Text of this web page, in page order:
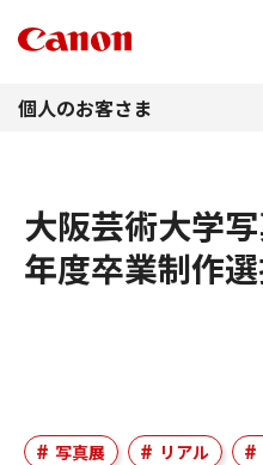
個人のお客さま
大阪芸術大学
年度卒業制作
写真展 リアル